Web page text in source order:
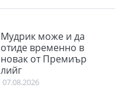
Мудрик може и да
отиде временно в
новак от Премиър
лийг
07.08.2026